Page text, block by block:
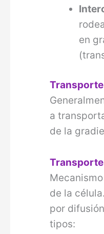
en
a
de la
de la
por
tipos: